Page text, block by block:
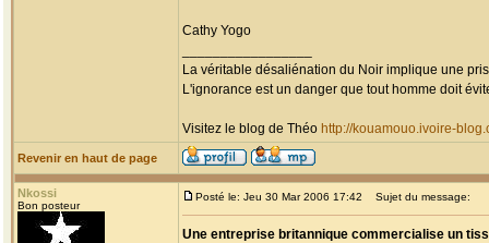
Cathy Yogo
La véritable désaliénation du Noir implique une
L'ignorance est un danger que tout homme doit
Visitez le blog de Théo http://kouamouo.ivoire-
Revenir en haut de page
Nkossi
Bon posteur
Posté le: Jeu 30 Mar 2006 17:42 Sujet du message:
Une entreprise britannique commercialise un